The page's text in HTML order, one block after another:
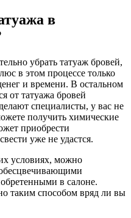
в
убрать татуаж бровей,
в этом процессе только
и времени. В остальном
от татуажа бровей
специалисты, у вас не
получить химические
приобрести
уже не удастся.
условиях, можно
в салоне.
таким способом вряд ли вы